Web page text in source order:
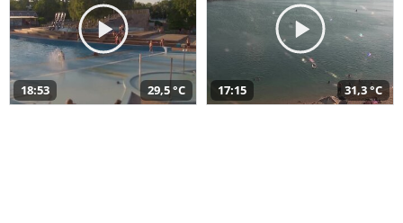
18:53 29,5 °C 17:15 31,3 °C